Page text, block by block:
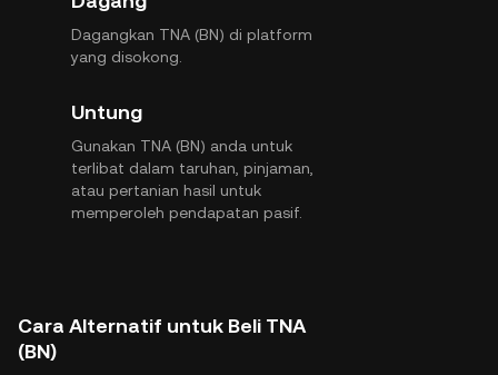
Dagangkan TNA (BN) di platform
yang disokong.
Untung
Gunakan TNA (BN) anda untuk
terlibat dalam taruhan, pinjaman,
atau pertanian hasil untuk
memperoleh pendapatan pasif.
Cara Alternatif untuk Beli TNA
(BN)